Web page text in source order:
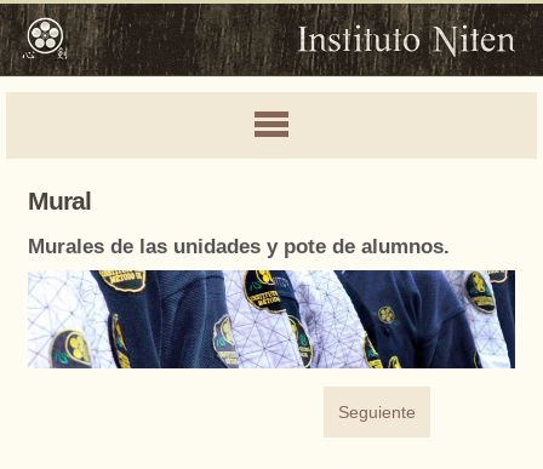
Mural
Murales de las unidades y pote de alumnos.
Seguiente